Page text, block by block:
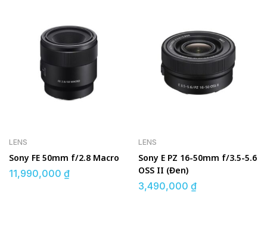
LENS
Sony FE 50mm f/2.8 Macro
11,990,000 ₫
LENS
Sony E PZ 16-50mm f/3.5-5.6
OSS II (Đen)
3,490,000 ₫